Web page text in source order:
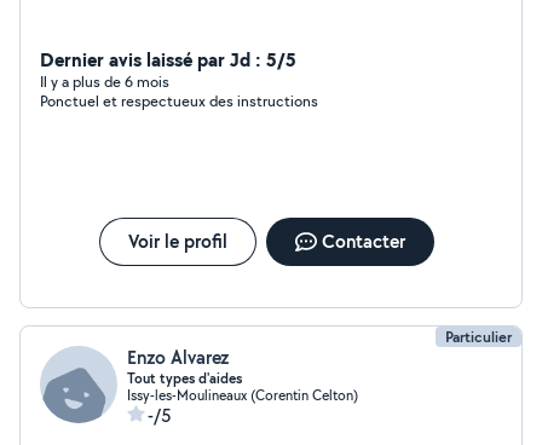
Dernier avis laissé par Jd : 5/5
Il y a plus de 6 mois
Ponctuel et respectueux des instructions
Voir le profil Contacter
Particulier
Enzo Alvarez
Tout types d'aides
Issy-les-Moulineaux (Corentin Celton)
-/5